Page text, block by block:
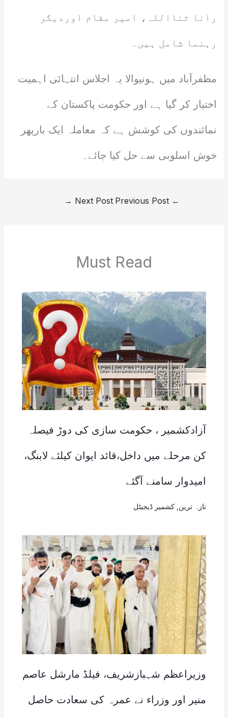
رانا ثنااللہ، امیر مقام اوردیگر
رہنما شامل ہیں۔
مظفرآباد میں ہونیوالا یہ اجلاس انتہائی اہمیت
اختیار کر گیا ہے اور حکومت پاکستان کے
نمائندوں کی کوشش ہے کہ معاملہ ایک بارپھر
خوش اسلوبی سے حل کیا جائے۔
←
Next Post
→
Must Read
آزادکشمیر ، حکومت سازی کی دوڑ فیصلہ
کن مرحلے میں داخل،قائد ایوان کیلئے لابنگ،
امیدوار سامنے آگئے
تازہ ترین کشمیر ڈیجیٹل
وزیراعظم شہبازشریف، فیلڈ مارشل عاصم
منیر اور وزراء نے عمرہ کی سعادت حاصل